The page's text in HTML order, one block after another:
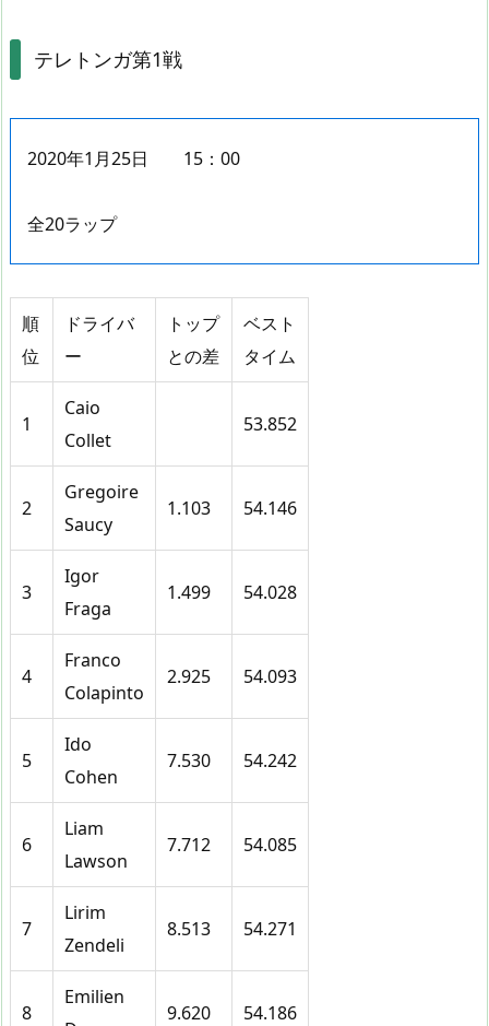
テレトンガ第1戦
2020年1月25日 15：00
全20ラップ
順
位
ドライバ
ー
トップ
との差
ベスト
タイム
1
Caio
Collet
53.852
2
Gregoire
Saucy
1.103 54.146
3
Igor
Fraga
1.499 54.028
4
Franco
Colapinto
2.925 54.093
5
Ido
Cohen
7.530 54.242
6
Liam
Lawson
7.712 54.085
7
Lirim
Zendeli
8.513 54.271
8
Emilien
9.620 54.186